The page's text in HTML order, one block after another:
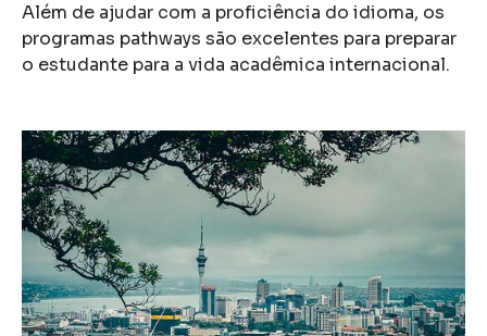
Além de ajudar com a proficiência do idioma, os
programas pathways são excelentes para preparar
o estudante para a vida acadêmica internacional.